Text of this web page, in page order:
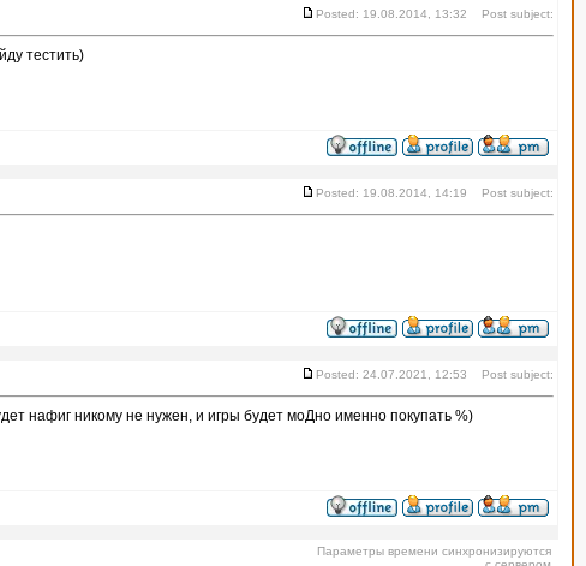
Posted: 19.08.2014, 13:32 Post subject:
тестить)
Posted: 19.08.2014, 14:19 Post subject:
Posted: 24.07.2021, 12:53 Post subject:
нафиг никому не нужен, и игры будет моДно именно покупать %)
Параметры времени синхронизируются